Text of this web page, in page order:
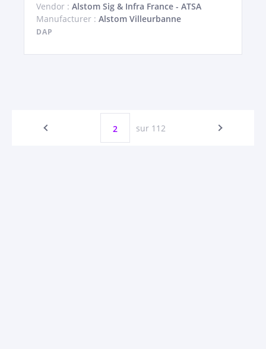
Vendor : Alstom Sig & Infra France - ATSA
Manufacturer : Alstom Villeurbanne
DAP
2 sur 112